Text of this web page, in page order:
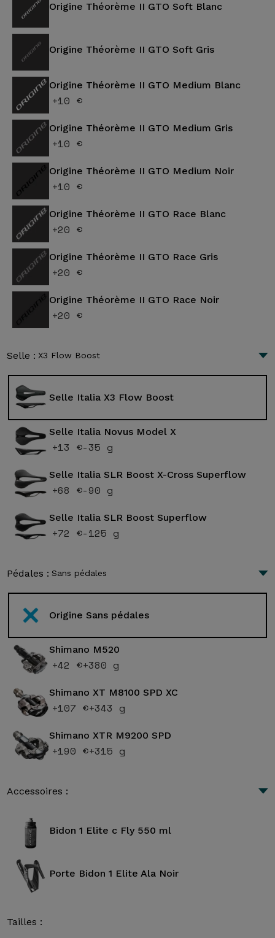
Origine Théorème II GTO Soft Blanc
Origine Théorème II GTO Soft Gris
Origine Théorème II GTO Medium Blanc
+10 €
Origine Théorème II GTO Medium Gris
+10 €
Origine Théorème II GTO Medium Noir
+10 €
Origine Théorème II GTO Race Blanc
+20 €
Origine Théorème II GTO Race Gris
+20 €
Origine Théorème II GTO Race Noir
+20 €
Selle : X3 Flow Boost
Selle Italia X3 Flow Boost
Selle Italia Novus Model X
+13 €-35 g
Selle Italia SLR Boost X-Cross Superflow
+68 €-90 g
Selle Italia SLR Boost Superflow
+72 €-125 g
Pédales : Sans pédales
Origine Sans pédales
Shimano M520
+42 €+380 g
Shimano XT M8100 SPD XC
+107 €+343 g
Shimano XTR M9200 SPD
+190 €+315 g
Accessoires :
Bidon 1 Elite c Fly 550 ml
Porte Bidon 1 Elite Ala Noir
Tailles :